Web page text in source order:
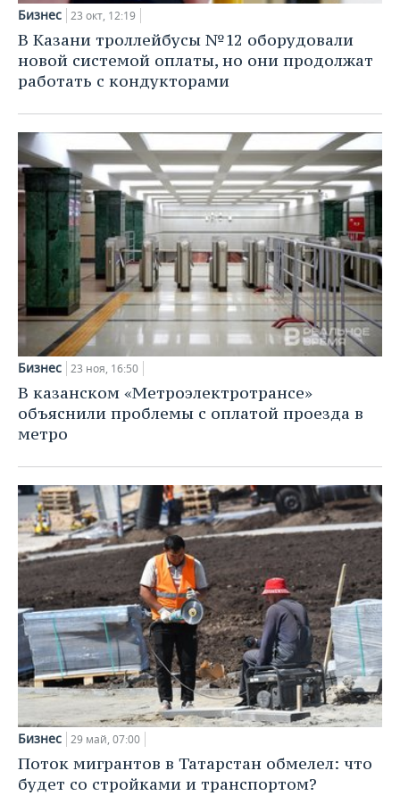
Бизнес 23 окт, 12:19
В Казани троллейбусы №12 оборудовали
новой системой оплаты, но они продолжат
работать с кондукторами
Бизнес 23 ноя, 16:50
В казанском «Метроэлектротрансе»
объяснили проблемы с оплатой проезда в
метро
Бизнес 29 май, 07:00
Поток мигрантов в Татарстан обмелел: что
будет со стройками и транспортом?